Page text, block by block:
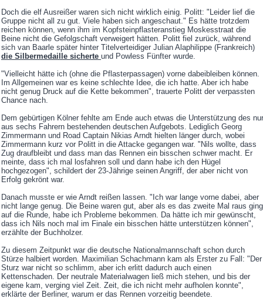
Doch die elf Ausreißer waren sich nicht wirklich einig. Politt: "Leider lief die
Gruppe nicht all zu gut. Viele haben sich angeschaut." Es hätte trotzdem
reichen können, wenn ihm im Kopfsteinpflasteranstieg Moskesstraat die
Beine nicht die Gefolgschaft verweigert hätten. Politt fiel zurück, während
sich van Baarle später hinter Titelverteidiger Julian Alaphilippe (Frankreich)
die Silbermedaille sicherte und Powless Fünfter wurde.
"Vielleicht hätte ich (ohne die Pflasterpassagen) vorne dabeibleiben können.
Im Allgemeinen war es keine schlechte Idee, die ich hatte. Aber ich habe
nicht genug Druck auf die Kette bekommen", trauerte Politt der verpassten
Chance nach.
Dem gebürtigen Kölner fehlte am Ende auch etwas die Unterstützung des nur
aus sechs Fahrern bestehenden deutschen Aufgebots. Lediglich Georg
Zimmermann und Road Captain Nikias Arndt hielten länger durch, wobei
Zimmermann kurz vor Politt in die Attacke gegangen war. "Nils wollte, dass
Zug draufbleibt und dass man das Rennen ein bisschen schwer macht. Er
meinte, dass ich mal losfahren soll und dann habe ich den Hügel
hochgezogen", schildert der 23-Jährige seinen Angriff, der aber nicht von
Erfolg gekrönt war.
Danach musste er wie Arndt reißen lassen. "Ich war lange vorne dabei, aber
nicht lange genug. Die Beine waren gut, aber als es das zweite Mal raus ging
auf die Runde, habe ich Probleme bekommen. Da hätte ich mir gewünscht,
dass ich Nils noch mal im Finale ein bisschen hätte unterstützen können",
erzählte der Buchholzer.
Zu diesem Zeitpunkt war die deutsche Nationalmannschaft schon durch
Stürze halbiert worden. Maximilian Schachmann kam als Erster zu Fall: "Der
Sturz war nicht so schlimm, aber ich erlitt dadurch auch einen
Kettenschaden. Der neutrale Materialwagen ließ mich stehen, und bis der
eigene kam, verging viel Zeit. Zeit, die ich nicht mehr aufholen konnte",
erklärte der Berliner, warum er das Rennen vorzeitig beendete.